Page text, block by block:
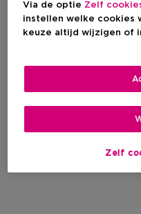
Via de optie Zelf
instellen welke cookies
keuze altijd wijzigen of
Zelf